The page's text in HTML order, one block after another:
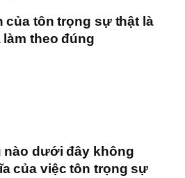
của tôn trọng sự thật là
theo đúng
nào dưới đây không
của việc tôn trọng sự